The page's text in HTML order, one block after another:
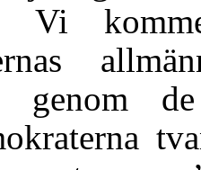
Vi
genom